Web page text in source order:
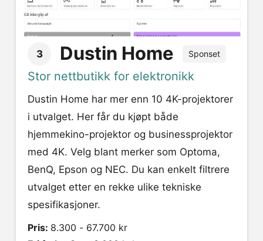
3 Dustin Home Sponset
Stor nettbutikk for elektronikk
Dustin Home har mer enn 10 4K-projektorer
i utvalget. Her får du kjøpt både
hjemmekino-projektor og businessprojektor
med 4K. Velg blant merker som Optoma,
BenQ, Epson og NEC. Du kan enkelt filtrere
utvalget etter en rekke ulike tekniske
spesifikasjoner.
Pris: 8.300 - 67.700 kr